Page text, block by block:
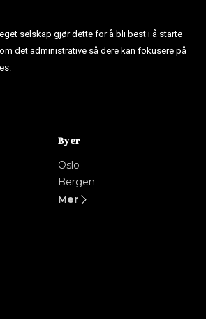
selskap gjør dette for å bli best i å starte
det administrative så dere kan fokusere på
Byer
Oslo
Bergen
Mer